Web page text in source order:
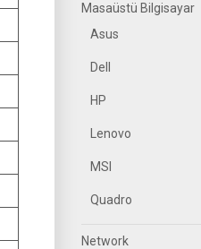
Masaüstü Bilgisayar
Asus
Dell
HP
Lenovo
MSI
Quadro
Network